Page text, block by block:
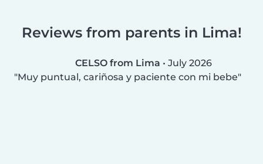
Reviews from parents in Lima!
CELSO from Lima • July 2026
Muy puntual, cariñosa y paciente con mi bebe